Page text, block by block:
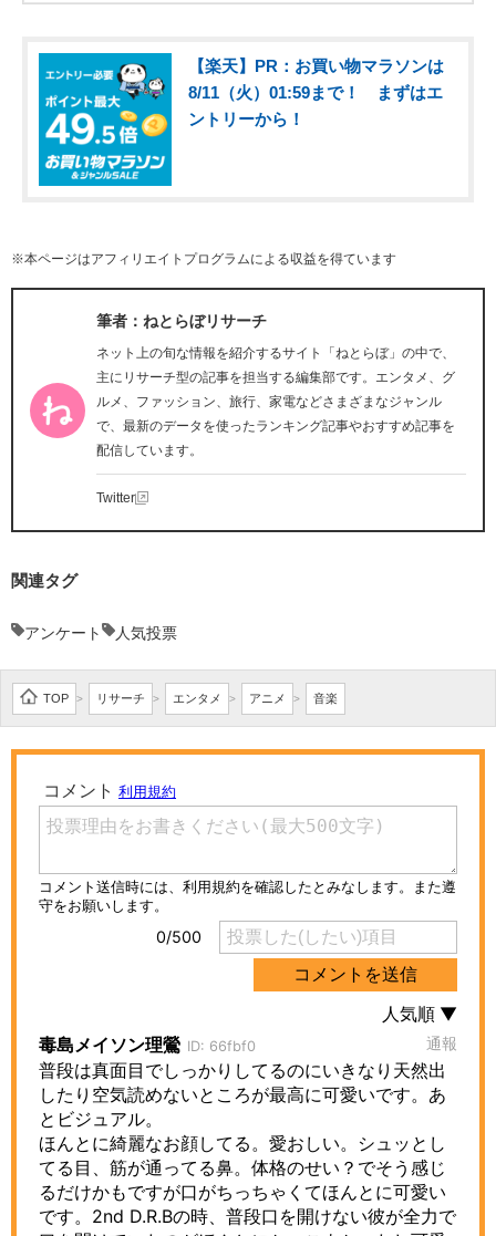
【楽天】PR：お買い物マラソンは
8/11（火）01:59まで！ まずはエ
ントリーから！
※本ページはアフィリエイトプログラムによる収益を得ています
筆者：ねとらぼリサーチ
ネット上の旬な情報を紹介するサイト「ねとらぼ」の中で、
主にリサーチ型の記事を担当する編集部です。エンタメ、グ
ルメ、ファッション、旅行、家電などさまざまなジャンル
で、最新のデータを使ったランキング記事やおすすめ記事を
配信しています。
Twitter
関連タグ
アンケート 人気投票
TOP > リサーチ > エンタメ > アニメ > 音楽